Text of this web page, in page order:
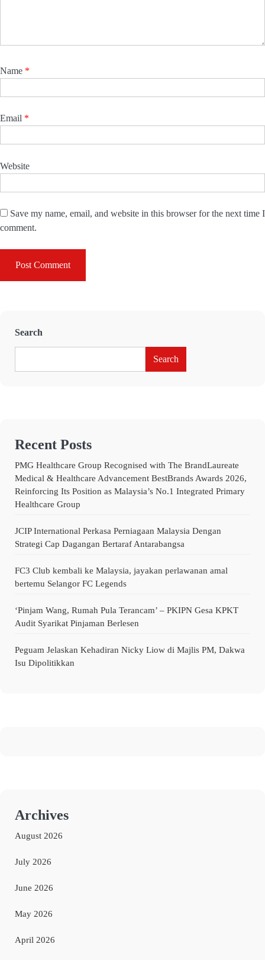
Name *
Email *
Website
Save my name, email, and website in this browser for the next time I
comment.
Search
Search
Recent Posts
PMG Healthcare Group Recognised with The BrandLaureate
Medical & Healthcare Advancement BestBrands Awards 2026,
Reinforcing Its Position as Malaysia’s No.1 Integrated Primary
Healthcare Group
JCIP International Perkasa Perniagaan Malaysia Dengan
Strategi Cap Dagangan Bertaraf Antarabangsa
FC3 Club kembali ke Malaysia, jayakan perlawanan amal
bertemu Selangor FC Legends
‘Pinjam Wang, Rumah Pula Terancam’ – PKIPN Gesa KPKT
Audit Syarikat Pinjaman Berlesen
Peguam Jelaskan Kehadiran Nicky Liow di Majlis PM, Dakwa
Isu Dipolitikkan
Archives
August 2026
July 2026
June 2026
May 2026
April 2026